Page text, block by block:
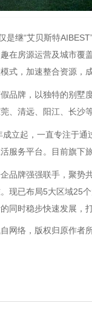
是继“艾贝斯特
在房源运营及城市覆
式，加速整合资源，
品牌，以独特的别墅
、清远、阳江、长沙
立起，一直专注于通
服务平台。目前旗下
品牌强强联手，聚势
现已布局5大区域25
同时稳步快速发展，
网络，版权归原作者